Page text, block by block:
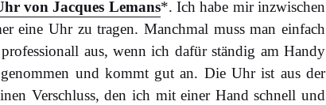
von Jacques Lemans*. Ich habe mir inzwischen
eine Uhr zu tragen. Manchmal muss man einfach
aus, wenn ich dafür ständig am Handy
und kommt gut an. Die Uhr ist aus der
Verschluss, den ich mit einer Hand schnell und